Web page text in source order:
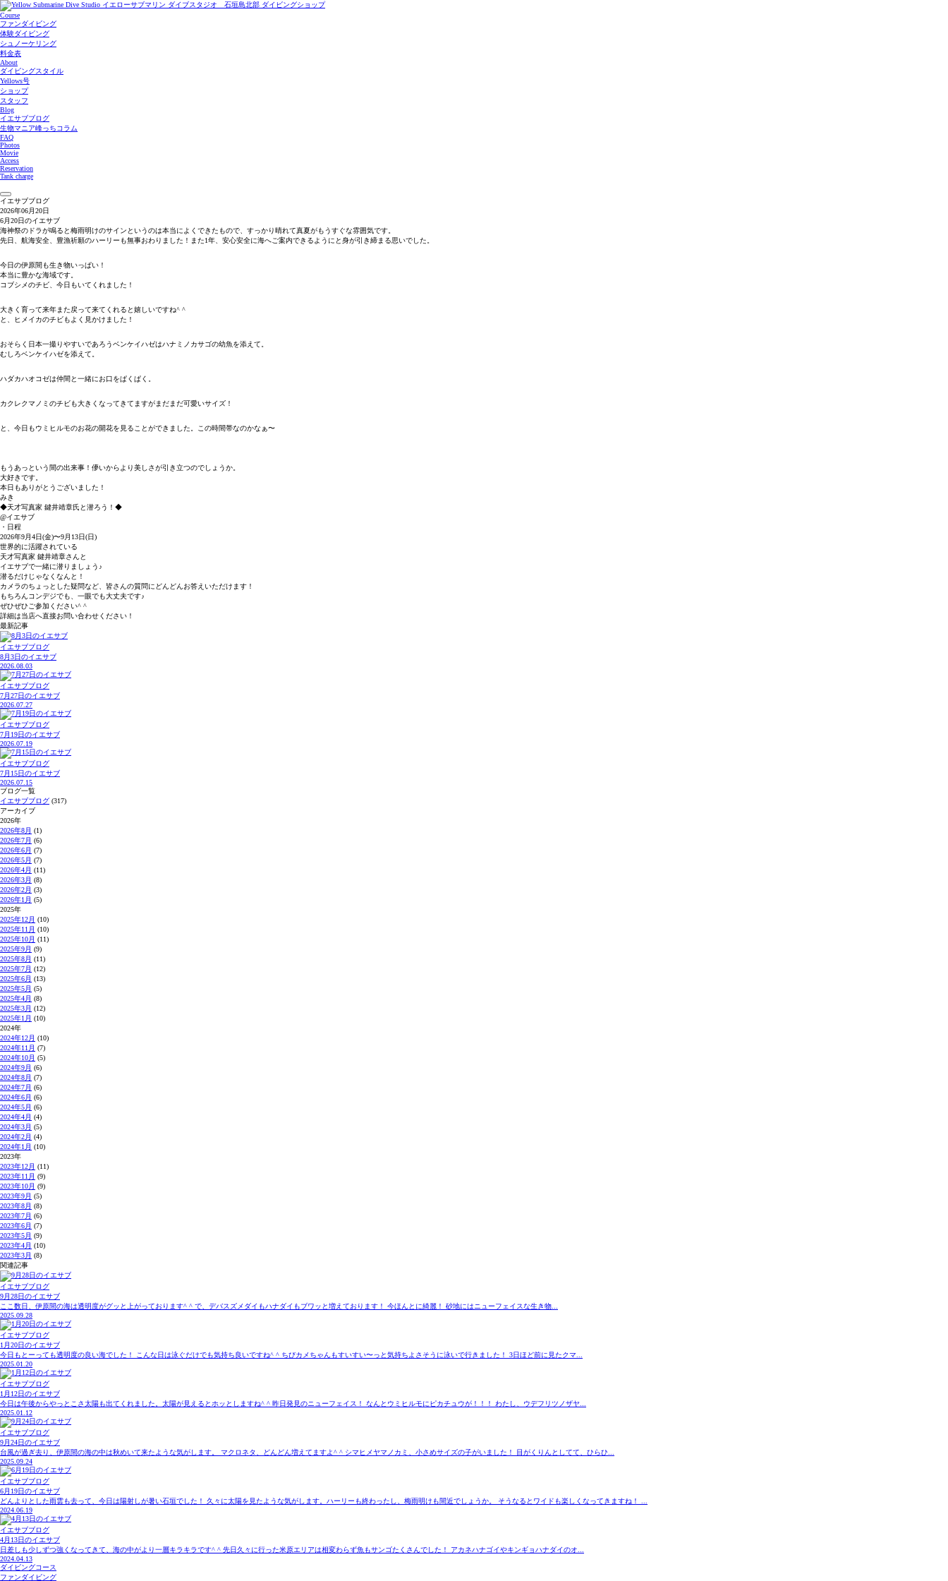
Course
ファンダイビング
体験ダイビング
シュノーケリング
料金表
About
ダイビングスタイル
Yellows号
ショップ
スタッフ
Blog
イエサブブログ
生物マニア峰っちコラム
FAQ
Photos
Movie
Access
Reservation
Tank charge
イエサブブログ
2026年06月20日
6月20日のイエサブ
海神祭のドラが鳴ると梅雨明けのサインというのは本当によくできたもので、すっかり晴れて真夏がもうすぐな雰囲気です。
先日、航海安全、豊漁祈願のハーリーも無事おわりました！また1年、安心安全に海へご案内できるようにと身が引き締まる思いでした。
今日の伊原間も生き物いっぱい！
本当に豊かな海域です。
コブシメのチビ、今日もいてくれました！
大きく育って来年また戻って来てくれると嬉しいですね^ ^
と、ヒメイカのチビもよく見かけました！
おそらく日本一撮りやすいであろうベンケイハゼはハナミノカサゴの幼魚を添えて。
むしろベンケイハゼを添えて。
ハダカハオコゼは仲間と一緒にお口をぱくぱく。
カクレクマノミのチビも大きくなってきてますがまだまだ可愛いサイズ！
と、今日もウミヒルモのお花の開花を見ることができました。この時間帯なのかなぁ〜
もうあっという間の出来事！儚いからより美しさが引き立つのでしょうか。
大好きです。
本日もありがとうございました！
みき
◆天才写真家 鍵井靖章氏と潜ろう！◆
@イエサブ
・日程
2026年9月4日(金)〜9月13日(日)
世界的に活躍されている
天才写真家 鍵井靖章さんと
イエサブで一緒に潜りましょう♪
潜るだけじゃなくなんと！
カメラのちょっとした疑問など、皆さんの質問にどんどんお答えいただけます！
もちろんコンデジでも、一眼でも大丈夫です♪
ぜひぜひご参加ください^ ^
詳細は当店へ直接お問い合わせください！
最新記事
イエサブブログ
8月3日のイエサブ
2026.08.03
イエサブブログ
7月27日のイエサブ
2026.07.27
イエサブブログ
7月19日のイエサブ
2026.07.19
イエサブブログ
7月15日のイエサブ
2026.07.15
ブログ一覧
イエサブブログ (317)
アーカイブ
2026年
2026年8月 (1)
2026年7月 (6)
2026年6月 (7)
2026年5月 (7)
2026年4月 (11)
2026年3月 (8)
2026年2月 (3)
2026年1月 (5)
2025年
2025年12月 (10)
2025年11月 (10)
2025年10月 (11)
2025年9月 (9)
2025年8月 (11)
2025年7月 (12)
2025年6月 (13)
2025年5月 (5)
2025年4月 (8)
2025年3月 (12)
2025年1月 (10)
2024年
2024年12月 (10)
2024年11月 (7)
2024年10月 (5)
2024年9月 (6)
2024年8月 (7)
2024年7月 (6)
2024年6月 (6)
2024年5月 (6)
2024年4月 (4)
2024年3月 (5)
2024年2月 (4)
2024年1月 (10)
2023年
2023年12月 (11)
2023年11月 (9)
2023年10月 (9)
2023年9月 (5)
2023年8月 (8)
2023年7月 (6)
2023年6月 (7)
2023年5月 (9)
2023年4月 (10)
2023年3月 (8)
関連記事
イエサブブログ
9月28日のイエサブ
ここ数日、伊原間の海は透明度がグッと上がっております^ ^ で、デバスズメダイもハナダイもブワッと増えております！ 今ほんとに綺麗！ 砂地にはニューフェイスな生き物...
2025.09.28
イエサブブログ
1月20日のイエサブ
今日もとーっても透明度の良い海でした！ こんな日は泳ぐだけでも気持ち良いですね^ ^ ちびカメちゃんもすいすい〜っと気持ちよさそうに泳いで行きました！ 3日ほど前に見たクマ...
2025.01.20
イエサブブログ
1月12日のイエサブ
今日は午後からやっとこさ太陽も出てくれました。太陽が見えるとホッとしますね^ ^ 昨日発見のニューフェイス！ なんとウミヒルモにピカチュウが！！！ わたし、ウデフリツノザヤ...
2025.01.12
イエサブブログ
9月24日のイエサブ
台風が過ぎ去り、伊原間の海の中は秋めいて来たような気がします。 マクロネタ、どんどん増えてますよ^ ^ シマヒメヤマノカミ、小さめサイズの子がいました！ 目がくりんとしてて、ひらひ...
2025.09.24
イエサブブログ
6月19日のイエサブ
どんよりとした雨雲も去って、今日は陽射しが暑い石垣でした！ 久々に太陽を見たような気がします。ハーリーも終わったし、梅雨明けも間近でしょうか。 そうなるとワイドも楽しくなってきますね！ ...
2024.06.19
イエサブブログ
4月13日のイエサブ
日差しも少しずつ強くなってきて、海の中がより一層キラキラです^ ^ 先日久々に行った米原エリアは相変わらず魚もサンゴたくさんでした！ アカネハナゴイやキンギョハナダイのオ...
2024.04.13
ダイビングコース
ファンダイビング